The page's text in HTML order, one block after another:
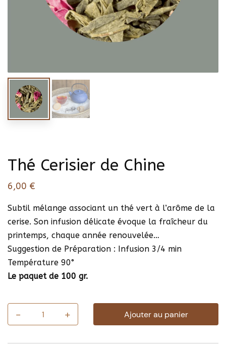
Thé Cerisier de Chine
6,00 €
Subtil mélange associant un thé vert à l’arôme de la
cerise. Son infusion délicate évoque la fraîcheur du
printemps, chaque année renouvelée…
Suggestion de Préparation : Infusion 3/4 min
Température 90°
Le paquet de 100 gr.
-
quantité
de
+ Ajouter au panier